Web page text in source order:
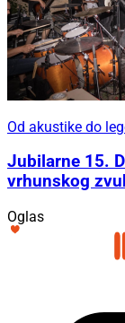
Od akustike do
Jubilarne 15.
vrhunskog
Oglas